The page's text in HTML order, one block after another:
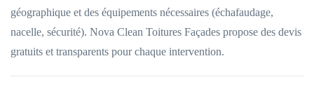
géographique et des équipements nécessaires (échafaudage,
nacelle, sécurité). Nova Clean Toitures Façades propose des devis
gratuits et transparents pour chaque intervention.